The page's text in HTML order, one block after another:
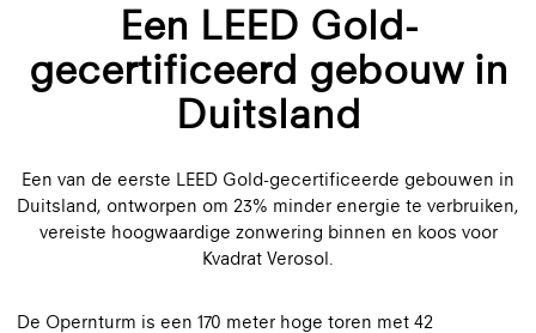
Een LEED Gold-
gecertificeerd gebouw in
Duitsland
Een van de eerste LEED Gold-gecertificeerde gebouwen in
Duitsland, ontworpen om 23% minder energie te verbruiken,
vereiste hoogwaardige zonwering binnen en koos voor
Kvadrat Verosol.
De Opernturm is een 170 meter hoge toren met 42